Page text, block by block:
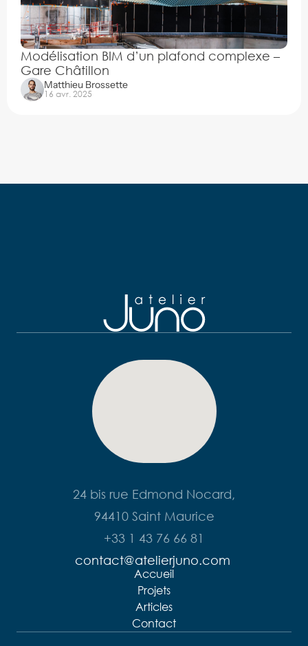
Modélisation BIM d’un plafond complexe –
Gare Châtillon
Matthieu Brossette
16 avr. 2025
24 bis rue Edmond Nocard,
94410 Saint Maurice
+33 1 43 76 66 81
contact@atelierjuno.com
À votre service
Accueil
Projets
Articles
Contact